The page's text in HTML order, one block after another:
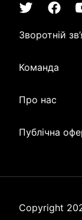
Зворотній
Команда
Про нас
Публічна
Copyright